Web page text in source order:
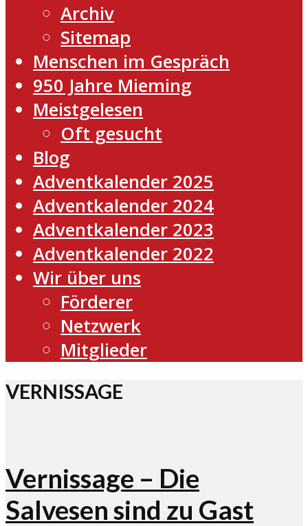
Archiv
Sitemap
Menschen im Gespräch
950 Jahre Mieming
Meistgelesen
Oft gesucht
Blog
Adventkalender 2025
Adventkalender 2024
Adventkalender 2023
Adventkalender 2022
Wir über uns
Förderer
Netzwerk
Mitglieder
VERNISSAGE
Vernissage – Die
Salvesen sind zu Gast